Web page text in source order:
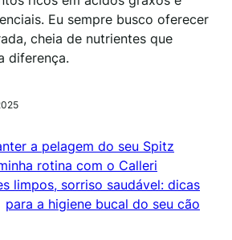
Eu sempre busco oferecer
cheia de nutrientes que
diferença.
a pelagem do seu Spitz
rotina com o Calleri
limpos, sorriso saudável: dicas
para a higiene bucal do seu cão